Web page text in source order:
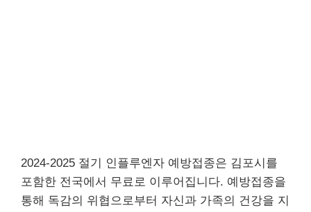
2024-2025 절기 인플루엔자 예방접종은 김포시를
포함한 전국에서 무료로 이루어집니다. 예방접종을
통해 독감의 위협으로부터 자신과 가족의 건강을 지